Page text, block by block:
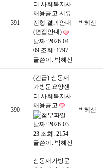
391
터 사회복지사
채용공고 서류
전형 결과안내
(면접안내)
날짜: 2026-04-
09 조회: 1797
글쓴이: 박혜신
박혜신
390
(긴급) 삼동재
가방문요양센
터 사회복지사
채용공고
날짜: 2026-03-
23 조회: 2154
글쓴이: 박혜신
박혜신
삼동재가방문